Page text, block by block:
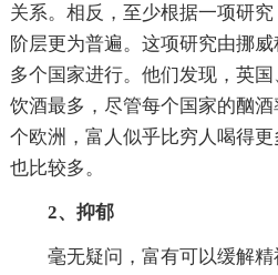
关系。相反，至少根据一项研
阶层更为普遍。这项研究由挪
多个国家进行。他们发现，英
饮酒最多，尽管每个国家的酗
个欧洲，富人似乎比穷人喝得
也比较多。
2、抑郁
毫无疑问，富有可以缓解精